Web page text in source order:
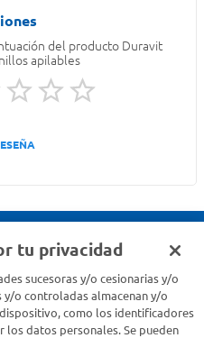
del producto Duravit
apilables
tu privacidad
sucesoras y/o cesionarias y/o
o controladas almacenan y/o
como los identificadores
los datos personales. Se pueden